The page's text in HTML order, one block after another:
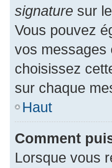
signature sur
Vous pouvez
vos messages
choisissez
sur chaque
Haut
Comment
Lorsque vous